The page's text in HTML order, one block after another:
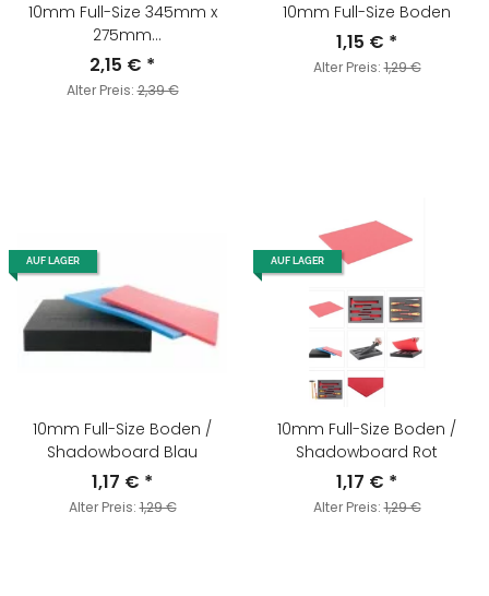
10mm Full-Size 345mm x
275mm
Schaumstoffboden/Schaumstoffzuschnitt
Selbstklebend
2,15 € *
Alter Preis:2,39 €
10mm Full-Size Boden
1,15 € *
Alter Preis:1,29 €
AUF LAGER
10mm Full-Size Boden /
Shadowboard Blau
1,17 € *
Alter Preis:1,29 €
AUF LAGER
10mm Full-Size Boden /
Shadowboard Rot
1,17 € *
Alter Preis:1,29 €